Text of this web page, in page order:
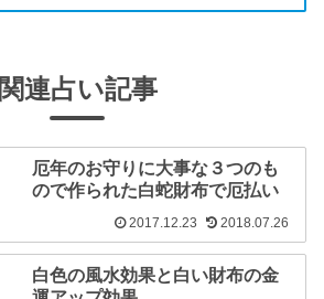
関連占い記事
厄年のお守りに大事な３つのも
ので作られた白蛇財布で厄払い
2017.12.23 2018.07.26
白色の風水効果と白い財布の金